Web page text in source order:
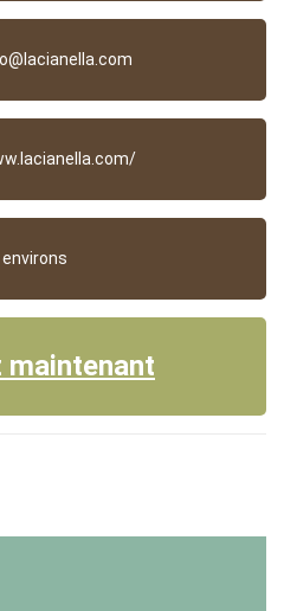
maintenant